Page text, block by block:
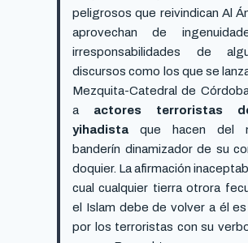
peligrosos que reivindican Al
aprovechan de
irresponsabilidades de
discursos como los que se
Mezquita-Catedral de
a actores terroristas
yihadista que hacen del
banderín dinamizador de su
doquier. La afirmación
cual cualquier tierra otrora
el Islam debe de volver a él
por los terroristas con su